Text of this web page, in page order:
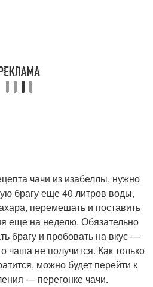
чачи из изабеллы, нужно
брагу еще 40 литров воды,
перемешать и поставить
еще на неделю. Обязательно
брагу и пробовать на вкус —
чаша не получится. Как только
можно будет перейти к
— перегонке чачи.